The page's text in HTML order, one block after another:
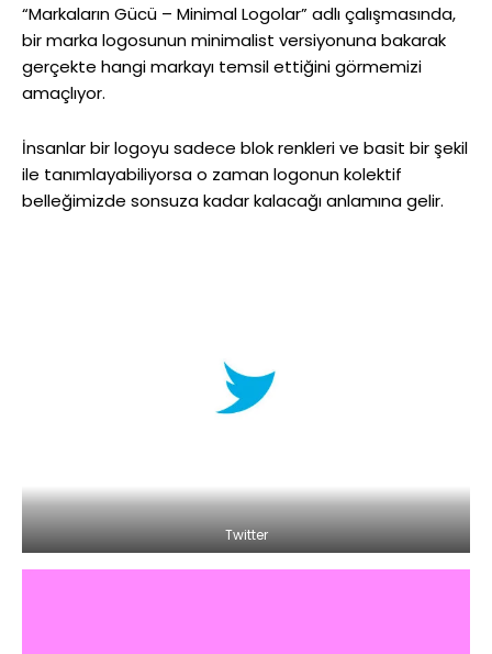
“Markaların Gücü – Minimal Logolar” adlı çalışmasında,
bir marka logosunun minimalist versiyonuna bakarak
gerçekte hangi markayı temsil ettiğini görmemizi
amaçlıyor.
İnsanlar bir logoyu sadece blok renkleri ve basit bir şekil
ile tanımlayabiliyorsa o zaman logonun kolektif
belleğimizde sonsuza kadar kalacağı anlamına gelir.
Twitter